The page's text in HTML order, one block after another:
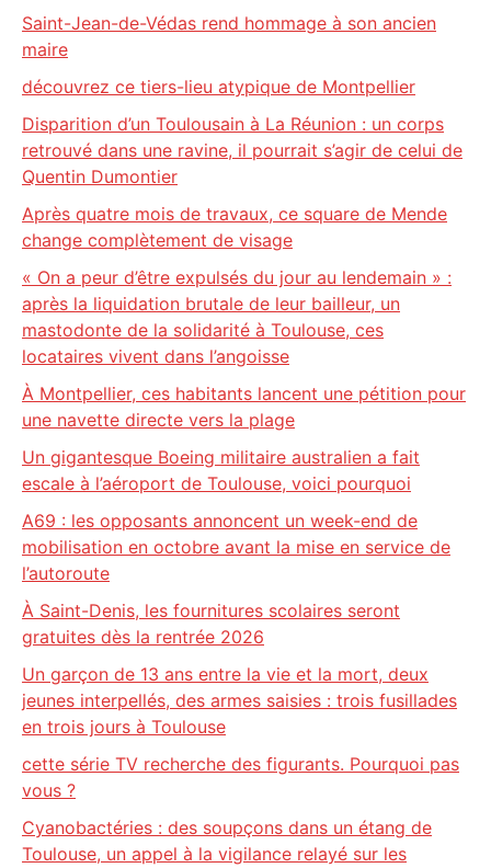
Saint-Jean-de-Védas rend hommage à son ancien
maire
découvrez ce tiers-lieu atypique de Montpellier
Disparition d’un Toulousain à La Réunion : un corps
retrouvé dans une ravine, il pourrait s’agir de celui de
Quentin Dumontier
Après quatre mois de travaux, ce square de Mende
change complètement de visage
« On a peur d’être expulsés du jour au lendemain » :
après la liquidation brutale de leur bailleur, un
mastodonte de la solidarité à Toulouse, ces
locataires vivent dans l’angoisse
À Montpellier, ces habitants lancent une pétition pour
une navette directe vers la plage
Un gigantesque Boeing militaire australien a fait
escale à l’aéroport de Toulouse, voici pourquoi
A69 : les opposants annoncent un week-end de
mobilisation en octobre avant la mise en service de
l’autoroute
À Saint-Denis, les fournitures scolaires seront
gratuites dès la rentrée 2026
Un garçon de 13 ans entre la vie et la mort, deux
jeunes interpellés, des armes saisies : trois fusillades
en trois jours à Toulouse
cette série TV recherche des figurants. Pourquoi pas
vous ?
Cyanobactéries : des soupçons dans un étang de
Toulouse, un appel à la vigilance relayé sur les